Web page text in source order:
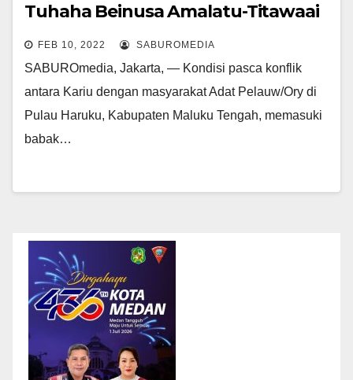
Tuhaha Beinusa Amalatu-Titawaai
Menyikapi Konflik di Pulau Haruku
FEB 10, 2022 SABUROMEDIA
SABUROmedia, Jakarta, — Kondisi pasca konflik
antara Kariu dengan masyarakat Adat Pelauw/Ory di
Pulau Haruku, Kabupaten Maluku Tengah, memasuki
babak…